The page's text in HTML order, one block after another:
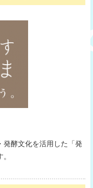
発酵文化を活用した「発